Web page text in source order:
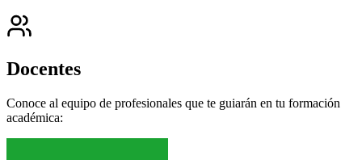
Docentes
Conoce al equipo de profesionales que te guiarán en tu formación
académica: